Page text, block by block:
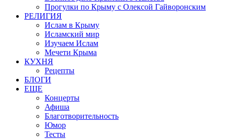
Прогулки по Крыму с Олексой Гайворонским
РЕЛИГИЯ
Ислам в Крыму
Исламский мир
Изучаем Ислам
Мечети Крыма
КУХНЯ
Рецепты
БЛОГИ
ЕЩЕ
Концерты
Афиша
Благотворительность
Юмор
Тесты